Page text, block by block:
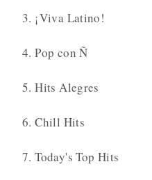
3. ¡Viva Latino!
4. Pop con Ñ
5. Hits Alegres
6. Chill Hits
7. Today's Top Hits